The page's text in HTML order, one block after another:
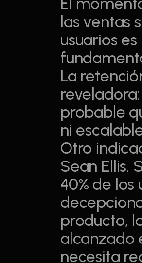
las ventas
usuarios
La
probable
ni
Otro
Sean Ellis.
40% de
producto,
alcanzado
necesita